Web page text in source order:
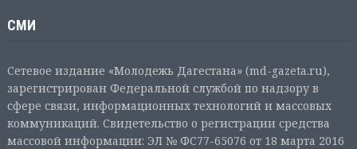
СМИ
Сетевое издание «Молодежь Дагестана» (md-gazeta.ru),
зарегистрирован Федеральной службой по надзору в
сфере связи, информационных технологий и массовых
коммуникаций. Свидетельство о регистрации средства
массовой информации: ЭЛ № ФС77-65076 от 18 марта 2016